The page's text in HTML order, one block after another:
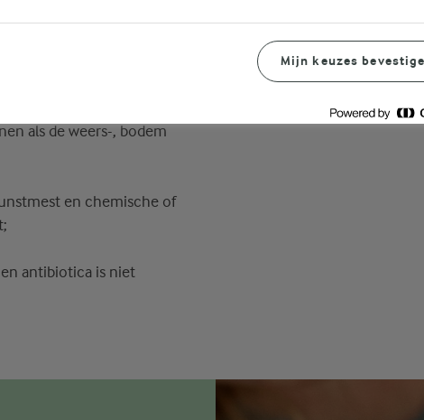
zit hem vooral in de
In de biologische
zo duurzaam mogelijk
als de weers-, bodem
en chemische of
antibiotica is niet
Mijn keuzes